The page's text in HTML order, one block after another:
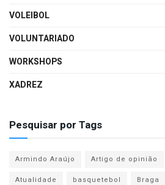
VOLEIBOL
VOLUNTARIADO
WORKSHOPS
XADREZ
Pesquisar por Tags
Armindo Araújo Artigo de opinião
Atualidade
basquetebol Braga